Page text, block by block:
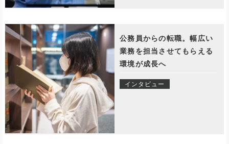
公務員からの転職。幅広い
業務を担当させてもらえる
環境が成長へ
インタビュー